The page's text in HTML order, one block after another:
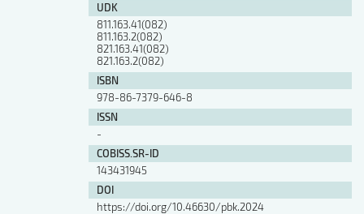
Упутство ауторима
Упутство уредницима
Изјава о ауторству
Изјава о лектури
Изјава о коришћењу ауторског дела
Упутство за бирање лиценце
Уговор са аутором
Шаблон прве стране и импресума [B5, ћир]
Шаблон прве стране и импресума [B5, лат]
Шаблон прве стране и импресума [B5, енг]
Етички кодекс
UDK
811.163.41(082)
811.163.2(082)
821.163.41(082)
821.163.2(082)
ISBN
978-86-7379-646-8
ISSN
-
COBISS.SR-ID
143431945
DOI
https://doi.org/10.46630/pbk.2024